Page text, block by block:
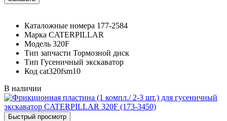
Каталожные номера 177-2584
Марка CATERPILLAR
Модель 320F
Тип запчасти Тормозной диск
Тип Гусеничный экскаватор
Код cat320fsm10
В наличии